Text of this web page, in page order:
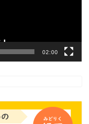
02:00